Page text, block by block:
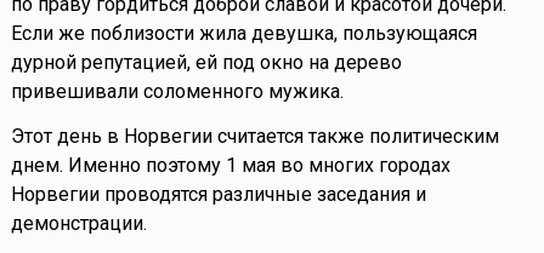
Если же поблизости жила девушка, пользующаяся
дурной репутацией, ей под окно на дерево
привешивали соломенного мужика.
Этот день в Норвегии считается также политическим
днем. Именно поэтому 1 мая во многих городах
Норвегии проводятся различные заседания и
демонстрации.